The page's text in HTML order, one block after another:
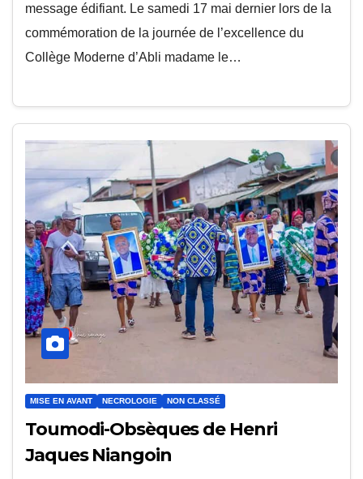
message édifiant. Le samedi 17 mai dernier lors de la
commémoration de la journée de l’excellence du
Collège Moderne d’Abli madame le…
MISE EN AVANT NECROLOGIE NON CLASSÉ
Toumodi-Obsèques de Henri
Jaques Niangoin